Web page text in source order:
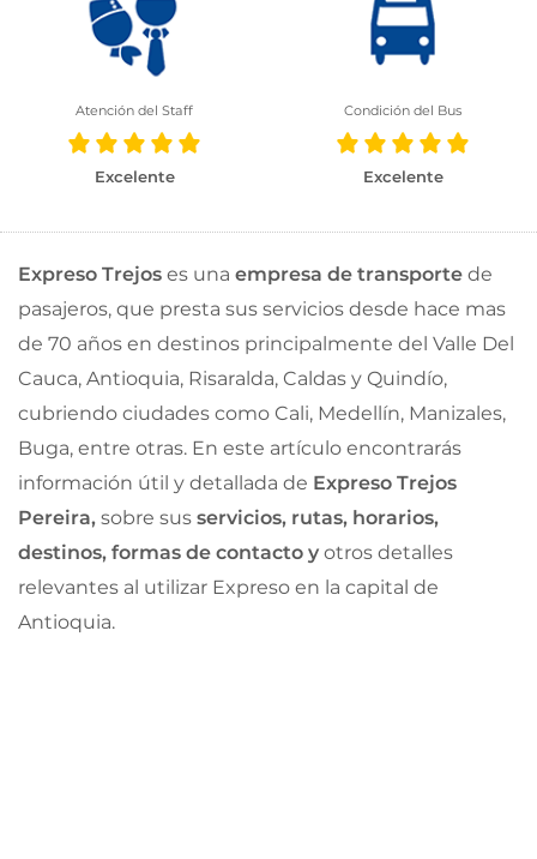
Atención del Staff
Excelente
Condición del Bus
Excelente
Expreso Trejos es una empresa de transporte de
pasajeros, que presta sus servicios desde hace mas
de 70 años en destinos principalmente del Valle Del
Cauca, Antioquia, Risaralda, Caldas y Quindío,
cubriendo ciudades como Cali, Medellín, Manizales,
Buga, entre otras. En este artículo encontrarás
información útil y detallada de Expreso Trejos
Pereira, sobre sus servicios, rutas, horarios,
destinos, formas de contacto y otros detalles
relevantes al utilizar Expreso en la capital de
Antioquia.